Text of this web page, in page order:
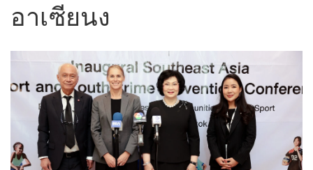
อาเซียนง